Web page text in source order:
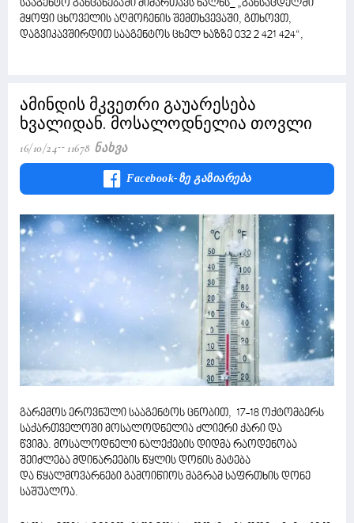
სააგენტო განცახებაში მიმართავს ხალხს_ „განსაცდელში
მყოფი ცხოველის აღმოჩენის შემთხვევაში, გთხოვთ,
დაგვიკავშირდით სააგენტოს ცხელ ხაზზე 032 2 421 424“,
ამინდის მკვეთრი გაუარესება
ხვალიდან. მოსალოდნელია თოვლი
16/10/24 11678 Ნახვა
Facebook-Ზე Გაზიარება
გარემოს ეროვნული სააგენტოს ცნობით, 17-18 ოქტომბერს
საქართველოში მოსალოდნელია ძლიერი ქარი და
წვიმა. მოსალოდნელი ნალექების დიდმა რაოდენობა
შეიძლება მდინარეების წყლის დონის მატება
და წყალმოვარნები გამოიწიოს მაგრამ საფრთხის დონე
საშუალოა.